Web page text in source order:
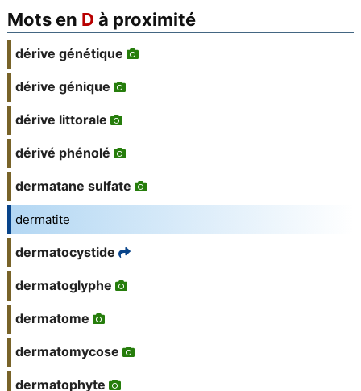
Mots en D à proximité
dérive génétique
dérive génique
dérive littorale
dérivé phénolé
dermatane sulfate
dermatite
dermatocystide
dermatoglyphe
dermatome
dermatomycose
dermatophyte